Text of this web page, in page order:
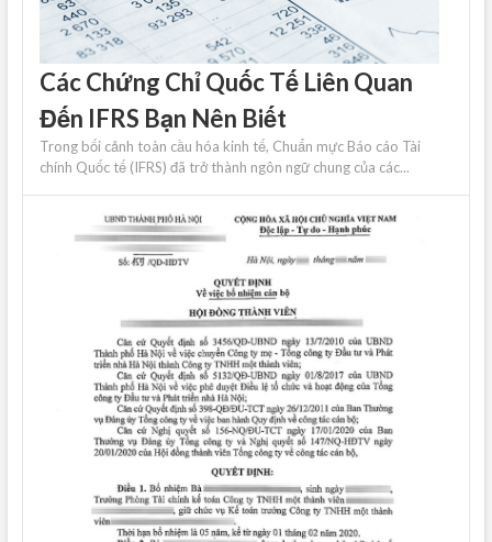
Các Chứng Chỉ Quốc Tế Liên Quan
Đến IFRS Bạn Nên Biết
Trong bối cảnh toàn cầu hóa kinh tế, Chuẩn mực Báo cáo Tài
chính Quốc tế (IFRS) đã trở thành ngôn ngữ chung của các...